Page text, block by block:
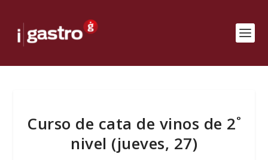
Curso de cata de vinos de 2˚
nivel (jueves, 27)